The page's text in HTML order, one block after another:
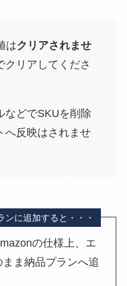
はクリアされませ
クリアしてくださ
などでSKUを削除
へ反映はされませ
に追加すると・・・
の仕様上、エ
ま納品プランへ追